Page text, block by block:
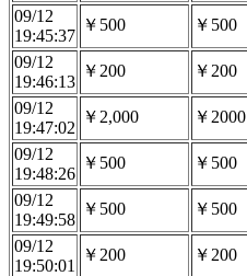
09/12
19:45:37
￥500 ￥500
09/12
19:46:13
￥200 ￥200
09/12
19:47:02
￥2,000 ￥2000
09/12
19:48:26
￥500 ￥500
09/12
19:49:58
￥500 ￥500
09/12
19:50:01
￥200 ￥200